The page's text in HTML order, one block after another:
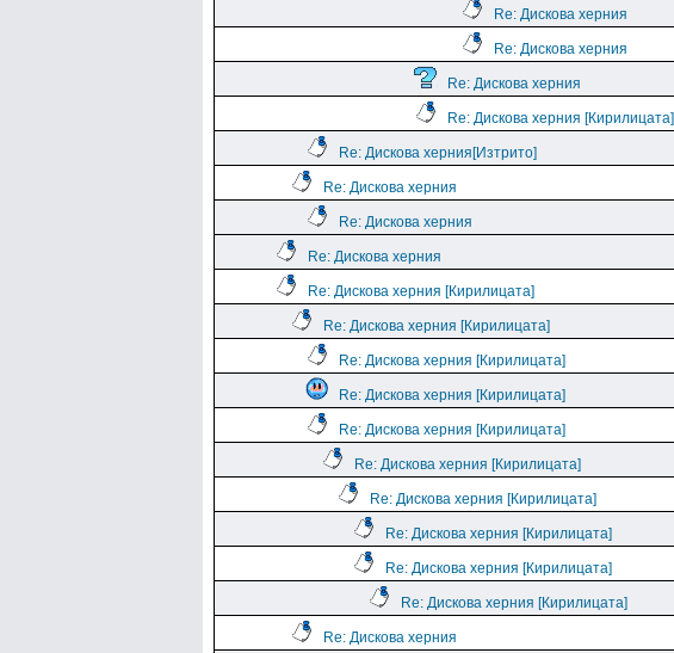
Re: Дискова херния
Re: Дискова херния
Re: Дискова херния
Re: Дискова херния [Кирилицата]
Re: Дискова херния[Изтрито]
Re: Дискова херния
Re: Дискова херния
Re: Дискова херния
Re: Дискова херния [Кирилицата]
Re: Дискова херния [Кирилицата]
Re: Дискова херния [Кирилицата]
Re: Дискова херния [Кирилицата]
Re: Дискова херния [Кирилицата]
Re: Дискова херния [Кирилицата]
Re: Дискова херния [Кирилицата]
Re: Дискова херния [Кирилицата]
Re: Дискова херния [Кирилицата]
Re: Дискова херния [Кирилицата]
Re: Дискова херния